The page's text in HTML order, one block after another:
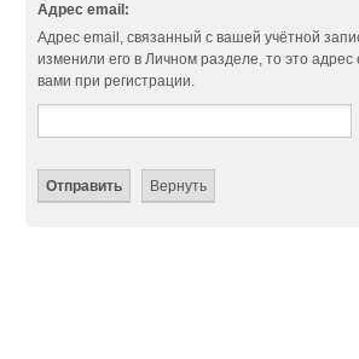
Адрес email:
Адрес email, связанный с вашей учётной
изменили его в Личном разделе, то это адрес
вами при регистрации.